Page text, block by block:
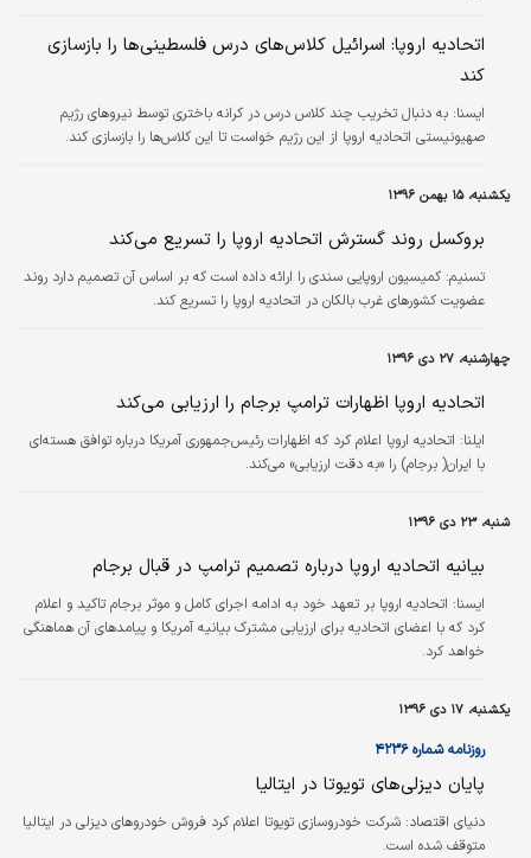
اتحادیه اروپا: اسرائیل کلاس‌های درس فلسطینی‌ها را بازسازی
کند
ايسنا: به دنبال تخریب چند کلاس درس در کرانه باختری توسط نیروهای رژیم
صهیونیستی اتحادیه اروپا از این رژیم خواست تا این کلاس‌ها را بازسازی کند.
یکشنبه، ۱۵ بهمن ۱۳۹۶
بروکسل روند گسترش اتحادیه اروپا را تسریع می‌کند
تسنیم: کمیسیون اروپایی سندی را ارائه داده است که بر اساس آن تصمیم دارد روند
عضویت کشورهای غرب بالکان در اتحادیه اروپا را تسریع کند.
چهارشنبه، ۲۷ دی ۱۳۹۶
اتحادیه اروپا اظهارات ترامپ برجام را ارزیابی می‌کند
ایلنا: اتحادیه اروپا اعلام کرد که اظهارات رئیس‌جمهوری آمریکا درباره توافق هسته‌ای
با ایران( برجام) را «به دقت ارزیابی» می‌کند.
شنبه، ۲۳ دی ۱۳۹۶
بیانیه اتحادیه اروپا درباره تصمیم ترامپ در قبال برجام
ايسنا: اتحادیه اروپا بر تعهد خود به ادامه اجرای کامل و موثر برجام تاکید و اعلام
کرد که با اعضای اتحادیه برای ارزیابی مشترک بیانیه آمریکا و پیامدهای آن هماهنگی
خواهد کرد.
یکشنبه، ۱۷ دی ۱۳۹۶
روزنامه شماره ۴۲۳۶
پایان دیزلی‌های تویوتا در ایتالیا
دنیای اقتصاد: شرکت خودروسازی تویوتا اعلام کرد فروش خودروهای دیزلی در ایتالیا
متوقف شده است.